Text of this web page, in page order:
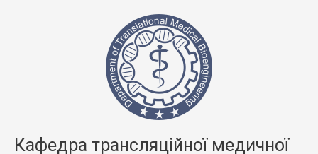
Кафедра трансляційної медичної